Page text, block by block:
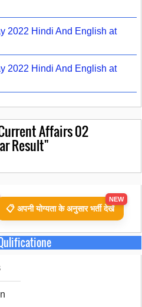
2022 Hindi And English at
2022 Hindi And English at
Affairs 02
Result"
📋 अपनी योग्यता के अनुसार भर्ती देखें
NEW